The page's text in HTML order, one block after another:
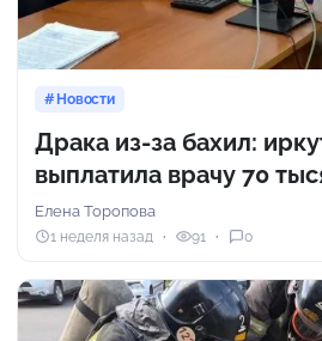
Новости
Драка из-за бахил:
выплатила врачу 70
Елена Торопова
1 неделя назад 91 0